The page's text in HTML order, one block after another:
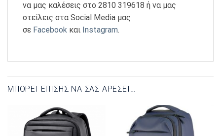
να μας καλέσεις στο 2810 319618 ή να μας
στείλεις στα Social Media μας
σε Facebook και Instagram.
ΜΠΟΡΕΊ ΕΠΊΣΗΣ ΝΑ ΣΑΣ ΑΡΈΣΕΙ…